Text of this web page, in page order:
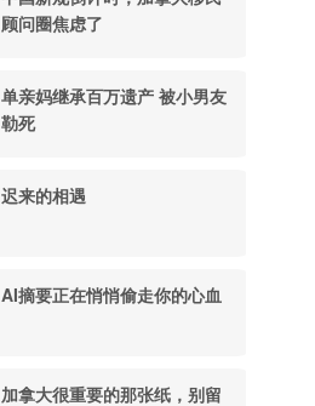
顾问圈焦虑了
单亲妈继承百万遗产 被小男友
勒死
迟来的相遇
AI摘要正在悄悄偷走你的心血
加拿大很重要的那张纸，别留